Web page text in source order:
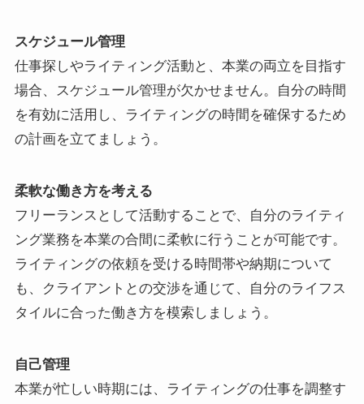
スケジュール管理
仕事探しやライティング活動と、本業の両立を目指す
場合、スケジュール管理が欠かせません。自分の時間
を有効に活用し、ライティングの時間を確保するため
の計画を立てましょう。
柔軟な働き方を考える
フリーランスとして活動することで、自分のライティ
ング業務を本業の合間に柔軟に行うことが可能です。
ライティングの依頼を受ける時間帯や納期について
も、クライアントとの交渉を通じて、自分のライフス
タイルに合った働き方を模索しましょう。
自己管理
本業が忙しい時期には、ライティングの仕事を調整す